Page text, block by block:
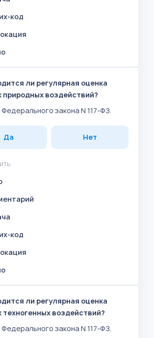
код
ли регулярная оценка
природных воздействий?
закона N 117-ФЗ.
Да Нет
код
ли регулярная оценка
техногенных воздействий?
закона N 117-ФЗ.